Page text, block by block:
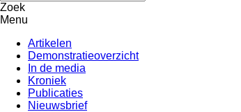
Zoek
Menu
Artikelen
Demonstratieoverzicht
In de media
Kroniek
Publicaties
Nieuwsbrief